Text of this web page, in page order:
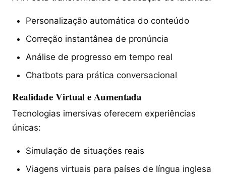
Personalização automática do conteúdo
Correção instantânea de pronúncia
Análise de progresso em tempo real
Chatbots para prática conversacional
Realidade Virtual e Aumentada
Tecnologias imersivas oferecem experiências
únicas:
Simulação de situações reais
Viagens virtuais para países de língua inglesa